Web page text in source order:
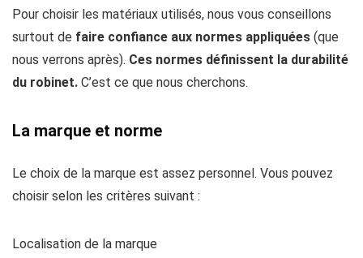
Pour choisir les matériaux utilisés, nous vous conseillons
surtout de faire confiance aux normes appliquées (que
nous verrons après). Ces normes définissent la durabilité
du robinet. C’est ce que nous cherchons.
La marque et norme
Le choix de la marque est assez personnel. Vous pouvez
choisir selon les critères suivant :
Localisation de la marque